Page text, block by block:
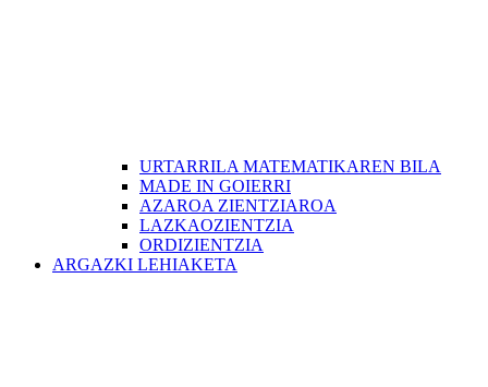
URTARRILA MATEMATIKAREN BILA
MADE IN GOIERRI
AZAROA ZIENTZIAROA
LAZKAOZIENTZIA
ORDIZIENTZIA
ARGAZKI LEHIAKETA